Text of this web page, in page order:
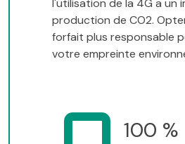
l'utilisation de la 4G a un
production de CO2.
forfait plus responsable
votre empreinte
100 %